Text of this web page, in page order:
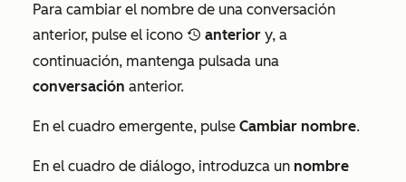
Para cambiar el nombre de una conversación
anterior, pulse el icono recentlySelectedIcon anterior y, a
continuación, mantenga pulsada una
conversación anterior.
En el cuadro emergente, pulse Cambiar nombre.
En el cuadro de diálogo, introduzca un nombre